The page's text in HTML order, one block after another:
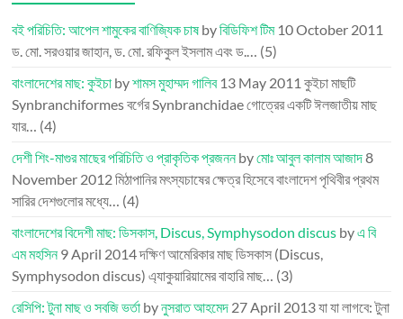
বই পরিচিতি: আপেল শামুকের বাণিজ্যিক চাষbyবিডিফিশ টিম 10 October 2011
ড. মো. সরওয়ার জাহান, ড. মো. রফিকুল ইসলাম এবং ড.… (5)
বাংলাদেশের মাছ: কুইচা byশামস মুহাম্মদ গালিব 13 May 2011 কুইচা মাছটি
Synbranchiformes বর্গের Synbranchidae গোত্রের একটি ঈলজাতীয় মাছ
যার… (4)
দেশী শিং-মাগুর মাছের পরিচিতি ও প্রাকৃতিক প্রজননbyমোঃ আবুল কালাম আজাদ8
November 2012মিঠাপানির মৎস্যচাষের ক্ষেত্র হিসেবে বাংলাদেশ পৃথিবীর প্রথম
সারির দেশগুলোর মধ্যে… (4)
বাংলাদেশের বিদেশী মাছ: ডিসকাস, Discus, Symphysodon discus byএ বি
এম মহসিন9 April 2014দক্ষিণ আমেরিকার মাছ ডিসকাস (Discus,
Symphysodon discus) এ্যাকুয়ারিয়ামের বাহারি মাছ… (3)
রেসিপি: টুনা মাছ ও সবজি ভর্তা byনুসরাত আহমেদ 27 April 2013যা যা লাগবে: টুনা